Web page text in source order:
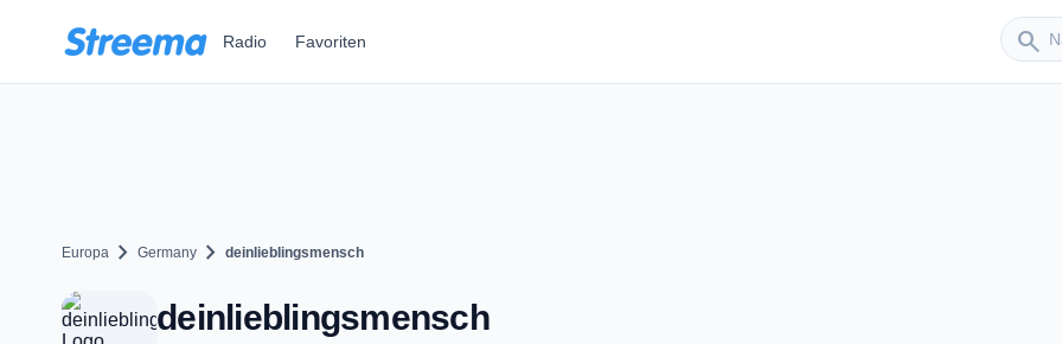
Radio Favoriten search
Europa chevron_right Germany chevron_right deinlieblingsmensch
deinlieblingsmensch